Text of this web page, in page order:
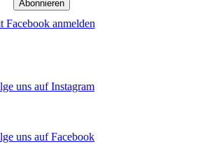
Facebook anmelden
uns auf Instagram
uns auf Facebook